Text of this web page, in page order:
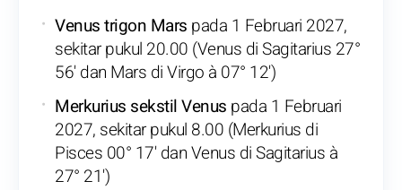
Venus trigon Mars pada 1 Februari 2027,
sekitar pukul 20.00 (Venus di Sagitarius 27°
56' dan Mars di Virgo à 07° 12')
Merkurius sekstil Venus pada 1 Februari
2027, sekitar pukul 8.00 (Merkurius di
Pisces 00° 17' dan Venus di Sagitarius à
27° 21')